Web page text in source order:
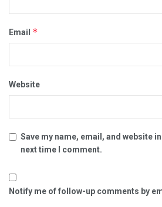
Email *
Website
Save my name, email, and website
next time I comment.
Notify me of follow-up comments by